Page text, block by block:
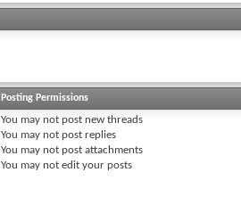
Posting Permissions
You may not post new threads
You may not post replies
You may not post attachments
You may not edit your posts